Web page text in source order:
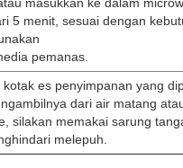
5 menit, sesuai dengan
pemanas.
es penyimpanan yang
dari air matang
silakan memakai sarung
melepuh.